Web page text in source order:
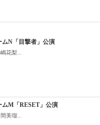
ムN「目撃者」公演
花梨...
ムM「RESET」公演
美瑠...